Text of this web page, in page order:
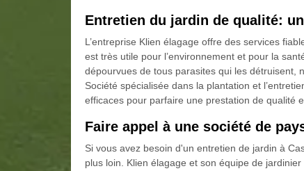
Entretien du jardin de qualité:
L’entreprise Klien élagage offre des services
est très utile pour l’environnement et pour la
dépourvues de tous parasites qui les détruisent,
Société spécialisée dans la plantation et
efficaces pour parfaire une prestation de qualité
Faire appel à une société de
Si vous avez besoin d'un entretien de jardin à
plus loin. Klien élagage et son équipe de